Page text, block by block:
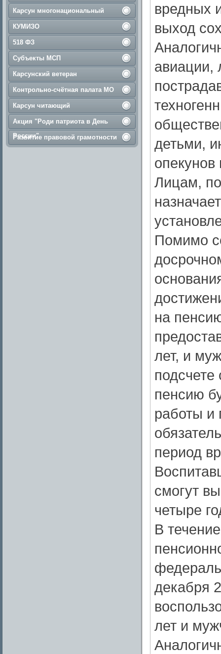
Карсун многонациональный
КУМИЗО
518 ФЗ
Субъекты МСП
Карсунский ветеран
Контрольно-счётная палата МО
Карсун читающий
Акция "Роди патриота в День
России"
Развитие правовой грамотности
вредных
выход
авиации,
детьми,
опекунов
Лицам,
Помимо
на
лет, и
пенсию
работы и
период
смогут
четыре
В
декабря
лет и